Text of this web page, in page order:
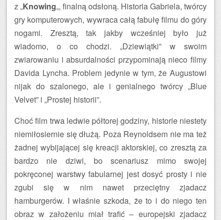
z „Knowing„, finalną odsłoną. Historia Gabriela, twórcy
gry komputerowych, wywraca całą fabułę filmu do góry
nogami. Zresztą, tak jakby wcześniej było już
wiadomo, o co chodzi. „Dziewiątki” w swoim
zwiarowaniu i absurdalności przypominają nieco filmy
Davida Lyncha. Problem jedynie w tym, że Augustowi
nijak do szalonego, ale i genialnego twórcy „Blue
Velvet” i „Prostej historii”.
Choć film trwa ledwie półtorej godziny, historie niestety
niemiłosiernie się dłużą. Poza Reynoldsem nie ma też
żadnej wybijającej się kreacji aktorskiej, co zresztą za
bardzo nie dziwi, bo scenariusz mimo swojej
pokręconej warstwy fabularnej jest dosyć prosty i nie
zgubi się w nim nawet przeciętny zjadacz
hamburgerów. I właśnie szkoda, że to i do niego ten
obraz w założeniu miał trafić – europejski zjadacz